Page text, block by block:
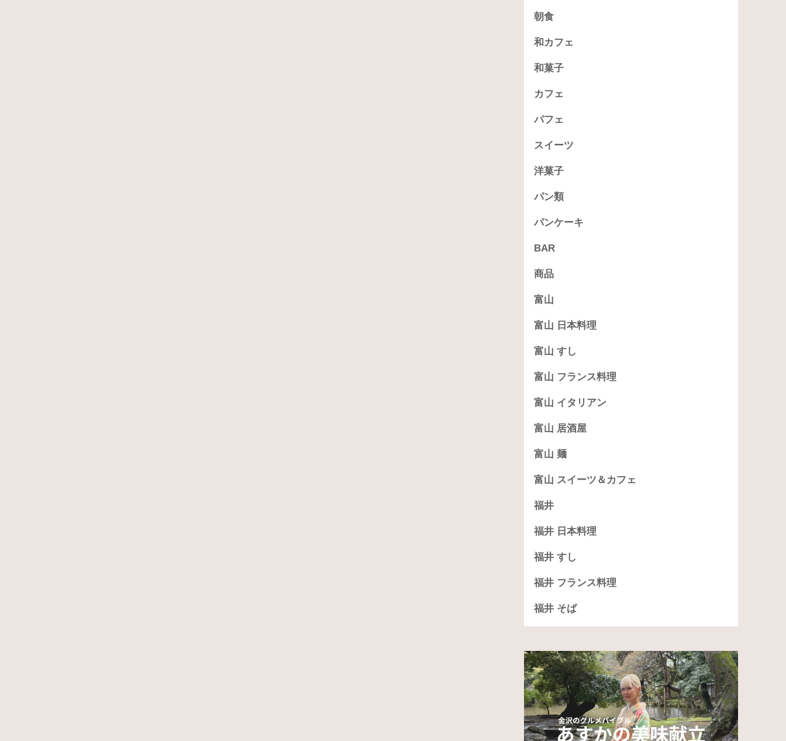
朝食
和カフェ
和菓子
カフェ
パフェ
スイーツ
洋菓子
パン類
パンケーキ
BAR
商品
富山
富山 日本料理
富山 すし
富山 フランス料理
富山 イタリアン
富山 居酒屋
富山 麺
富山 スイーツ＆カフェ
福井
福井 日本料理
福井 すし
福井 フランス料理
福井 そば